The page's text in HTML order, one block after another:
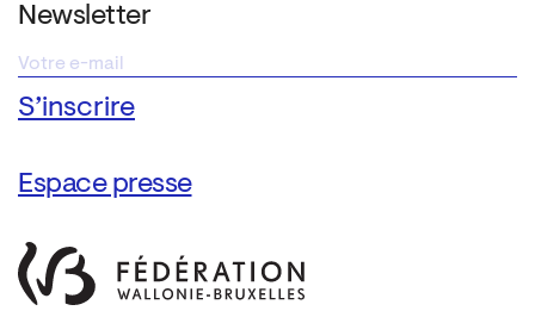
Newsletter
Espace presse